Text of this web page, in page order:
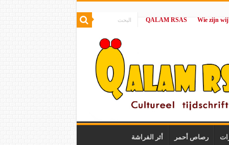
|
QALAM RSAS
رصاص أحمر أثر الفراشة